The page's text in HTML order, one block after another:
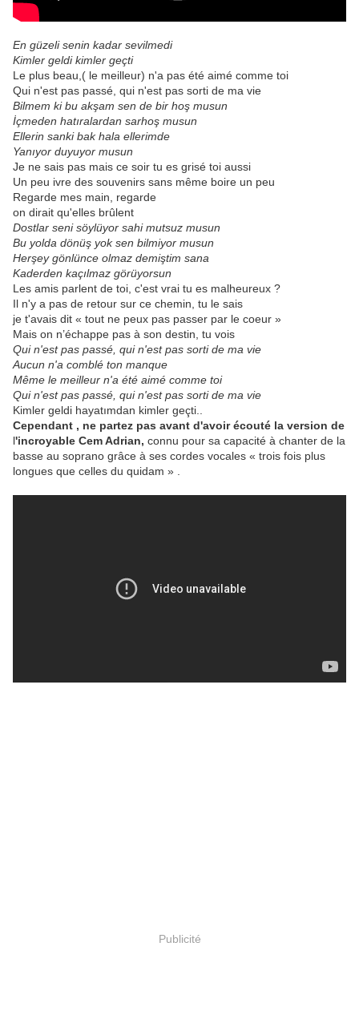
En güzeli senin kadar sevilmedi
Kimler geldi kimler geçti
Le plus beau,( le meilleur) n'a pas été aimé comme toi
Qui n'est pas passé, qui n'est pas sorti de ma vie
Bilmem ki bu akşam sen de bir hoş musun
İçmeden hatıralardan sarhoş musun
Ellerin sanki bak hala ellerimde
Yanıyor duyuyor musun
Je ne sais pas mais ce soir tu es grisé toi aussi
Un peu ivre des souvenirs sans même boire un peu
Regarde mes main, regarde
on dirait qu'elles brûlent
Dostlar seni söylüyor sahi mutsuz musun
Bu yolda dönüş yok sen bilmiyor musun
Herşey gönlünce olmaz demiştim sana
Kaderden kaçılmaz görüyorsun
Les amis parlent de toi, c'est vrai tu es malheureux ?
Il n'y a pas de retour sur ce chemin, tu le sais
je t'avais dit « tout ne peux pas passer par le coeur »
Mais on n’échappe pas à son destin, tu vois
Qui n'est pas passé, qui n'est pas sorti de ma vie
Aucun n'a comblé ton manque
Même le meilleur n'a été aimé comme toi
Qui n'est pas passé, qui n'est pas sorti de ma vie
Kimler geldi hayatımdan kimler geçti..
Cependant , ne partez pas avant d'avoir écouté la version de
l'incroyable Cem Adrian, connu pour sa capacité à chanter de la
basse au soprano grâce à ses cordes vocales « trois fois plus
longues que celles du quidam » .
Publicité